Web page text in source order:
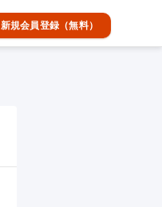
新規会員登録（無料）